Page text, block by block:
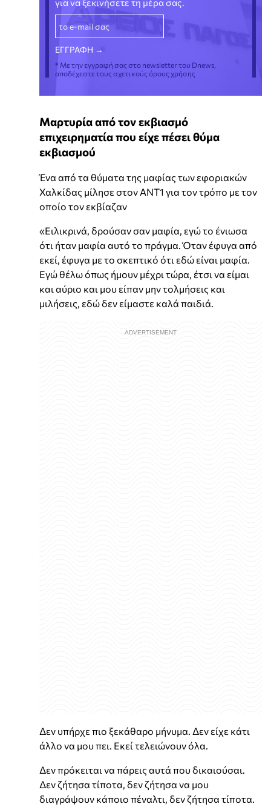
για να ξεκινήσετε τη μέρα σας.
* Με την εγγραφή σας στο newsletter του Dnews,
αποδέχεστε τους σχετικούς όρους χρήσης
Μαρτυρία από τον εκβιασμό
επιχειρηματία που είχε πέσει θύμα
εκβιασμού
Ένα από τα θύματα της μαφίας των εφοριακών
Χαλκίδας μίλησε στον ANT1 για τον τρόπο με τον
οποίο τον εκβίαζαν
«Ειλικρινά, δρούσαν σαν μαφία, εγώ το ένιωσα
ότι ήταν μαφία αυτό το πράγμα. Όταν έφυγα από
εκεί, έφυγα με το σκεπτικό ότι εδώ είναι μαφία.
Εγώ θέλω όπως ήμουν μέχρι τώρα, έτσι να είμαι
και αύριο και μου είπαν μην τολμήσεις και
μιλήσεις, εδώ δεν είμαστε καλά παιδιά.
Δεν υπήρχε πιο ξεκάθαρο μήνυμα. Δεν είχε κάτι
άλλο να μου πει. Εκεί τελειώνουν όλα.
Δεν πρόκειται να πάρεις αυτά που δικαιούσαι.
Δεν ζήτησα τίποτα, δεν ζήτησα να μου
διαγράψουν κάποιο πέναλτι, δεν ζήτησα τίποτα.